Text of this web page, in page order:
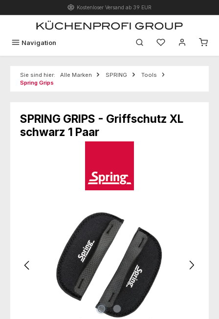
Zum Hauptinhalt springenKostenloser Versand ab 39 EUR
Navigation Du hast 0
Sie sind hier: Alle Marken SPRING
Tools
Spring Grips
SPRING GRIPS - Griffschutz XL
schwarz 1 Paar
Bildergalerie überspringen